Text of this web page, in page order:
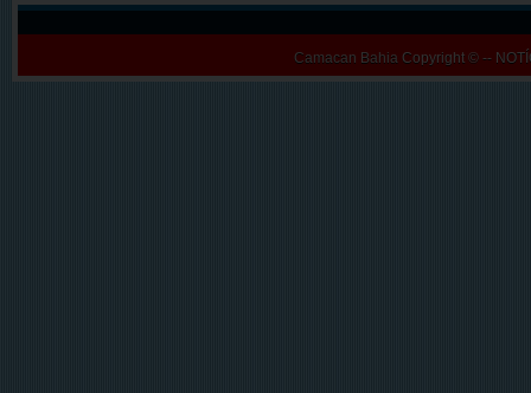
Camacan Bahia Copyright © --